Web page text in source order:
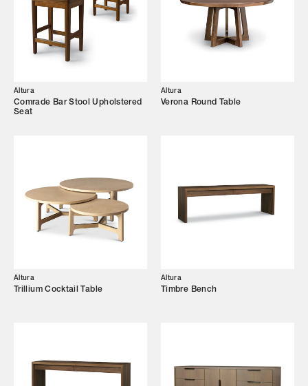
Altura
Comrade Bar Stool Upholstered
Seat
Altura
Verona Round Table
Altura
Trillium Cocktail Table
Altura
Timbre Bench